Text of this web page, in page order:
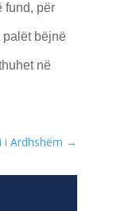
fund, për
palët bëjnë
në
i Ardhshëm →